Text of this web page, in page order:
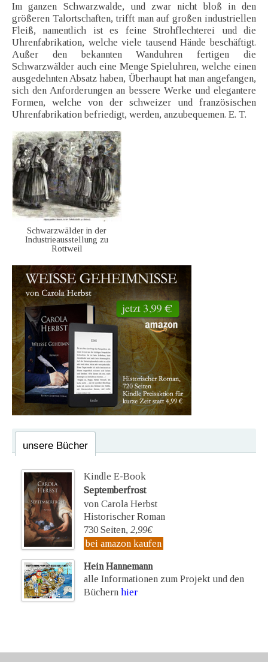
Im ganzen Schwarzwalde, und zwar nicht bloß in den
größeren Talortschaften, trifft man auf großen industriellen
Fleiß, namentlich ist es feine Strohflechterei und die
Uhrenfabrikation, welche viele tausend Hände beschäftigt.
Außer den bekannten Wanduhren fertigen die
Schwarzwälder auch eine Menge Spieluhren, welche einen
ausgedehnten Absatz haben, Überhaupt hat man angefangen,
sich den Anforderungen an bessere Werke und elegantere
Formen, welche von der schweizer und französischen
Uhrenfabrikation befriedigt, werden, anzubequemen. E. T.
Schwarzwälder in der
Industrieausstellung zu
Rottweil
unsere Bücher
Kindle E-Book
Septemberfrost
von Carola Herbst
Historischer Roman
730 Seiten, 2,99€
bei amazon kaufen
Hein Hannemann
alle Informationen zum Projekt und den
Büchern hier